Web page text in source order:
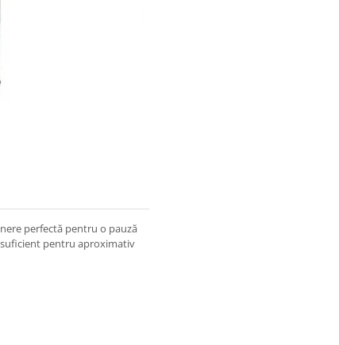
perfectă pentru o pauză
suficient pentru aproximativ